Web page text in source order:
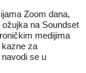
Zoom dana,
na Soundset
medijima
kazne za
se u